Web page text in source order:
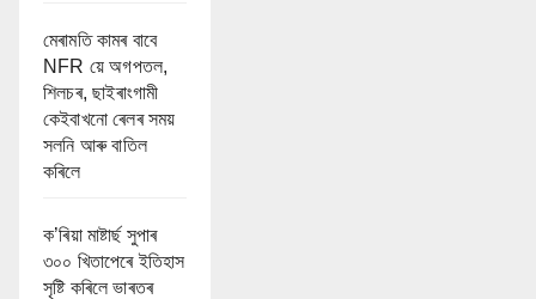
মেৰামতি কামৰ বাবে
NFR য়ে অগপতল,
শিলচৰ, ছাইৰাংগামী
কেইবাখনো ৰেলৰ সময়
সলনি আৰু বাতিল
কৰিলে
ক’ৰিয়া মাষ্টাৰ্ছ সুপাৰ
৩০০ খিতাপেৰে ইতিহাস
সৃষ্টি কৰিলে ভাৰতৰ